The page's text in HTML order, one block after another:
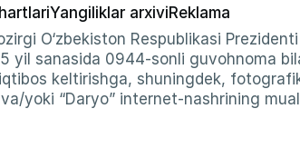
Yangiliklar arxiviReklama
O‘zbekiston Respublikasi
yil sanasida 0944-sonli guvohnoma
keltirishga, shuningdek,
yoki “Daryo” internet-nashrining